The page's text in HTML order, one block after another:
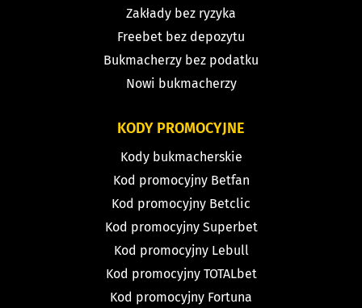
Zakłady bez ryzyka
Freebet bez depozytu
Bukmacherzy bez podatku
Nowi bukmacherzy
KODY PROMOCYJNE
Kody bukmacherskie
Kod promocyjny Betfan
Kod promocyjny Betclic
Kod promocyjny Superbet
Kod promocyjny Lebull
Kod promocyjny TOTALbet
Kod promocyjny Fortuna